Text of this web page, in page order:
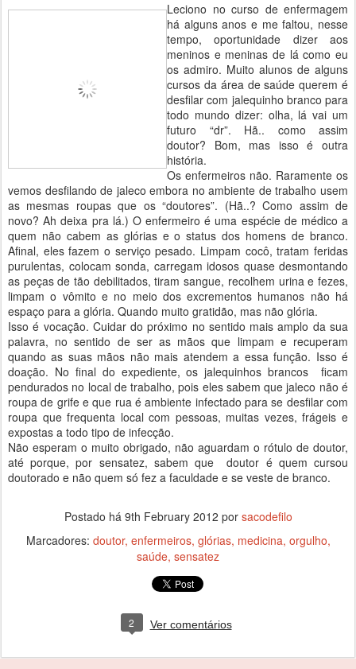
Leciono no curso de enfermagem
há alguns anos e me faltou, nesse
tempo, oportunidade dizer aos
meninos e meninas de lá como eu
os admiro. Muito alunos de alguns
cursos da área de saúde querem é
desfilar com jalequinho branco para
todo mundo dizer: olha, lá vai um
futuro “dr”. Hã.. como assim
doutor? Bom, mas isso é outra
história.
Os enfermeiros não. Raramente os
vemos desfilando de jaleco embora no ambiente de trabalho usem
as mesmas roupas que os “doutores”. (Hã..? Como assim de
novo? Ah deixa pra lá.) O enfermeiro é uma espécie de médico a
quem não cabem as glórias e o status dos homens de branco.
Afinal, eles fazem o serviço pesado. Limpam cocô, tratam feridas
purulentas, colocam sonda, carregam idosos quase desmontando
as peças de tão debilitados, tiram sangue, recolhem urina e fezes,
limpam o vômito e no meio dos excrementos humanos não há
espaço para a glória. Quando muito gratidão, mas não glória.
Isso é vocação. Cuidar do próximo no sentido mais amplo da sua
palavra, no sentido de ser as mãos que limpam e recuperam
quando as suas mãos não mais atendem a essa função. Isso é
doação. No final do expediente, os jalequinhos brancos ficam
pendurados no local de trabalho, pois eles sabem que jaleco não é
roupa de grife e que rua é ambiente infectado para se desfilar com
roupa que frequenta local com pessoas, muitas vezes, frágeis e
expostas a todo tipo de infecção.
Não esperam o muito obrigado, não aguardam o rótulo de doutor,
até porque, por sensatez, sabem que doutor é quem cursou
doutorado e não quem só fez a faculdade e se veste de branco.
Postado há 9th February 2012 por sacodefilo
Marcadores: doutor enfermeiros glórias medicina orgulho
saúde sensatez
2 Ver comentários